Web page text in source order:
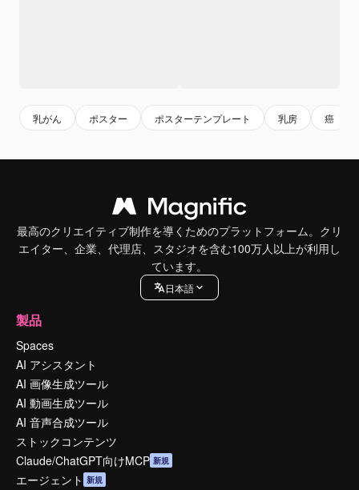
乳がん ポスター ポスターテンプレート 乳房 癌
最高のクリエイティブ制作を導くためのプラットフォーム。クリ
エイター、企業、代理店、スタジオを含む100万人以上が利用し
ています。
日本語
製品
Spaces
AI アシスタント
AI 画像生成ツール
AI 動画生成ツール
AI 音声合成ツール
ストックコンテンツ
Claude/ChatGPT向けMCP 新規
エージェント 新規